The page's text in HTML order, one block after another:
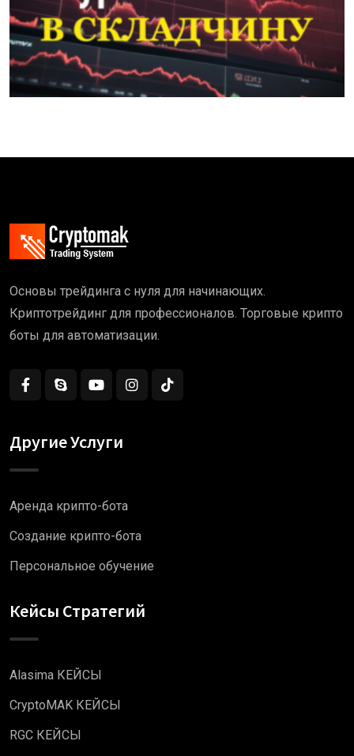
Основы трейдинга с нуля для начинающих.
Криптотрейдинг для профессионалов. Торговые крипто
боты для автоматизации.
Другие Услуги
Аренда крипто-бота
Создание крипто-бота
Персональное обучение
Кейсы Стратегий
Alasima КЕЙСЫ
CryptoMAK КЕЙСЫ
RGC КЕЙСЫ